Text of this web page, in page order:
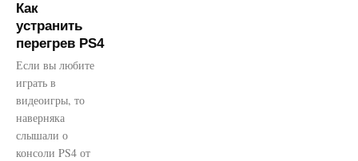
Как
устранить
перегрев PS4
Если вы любите
играть в
видеоигры, то
наверняка
слышали о
консоли PS4 от